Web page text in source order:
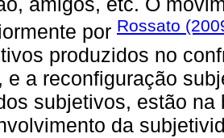
por Rossato
produzidos no
e a reconfiguração
subjetivos, estão
da